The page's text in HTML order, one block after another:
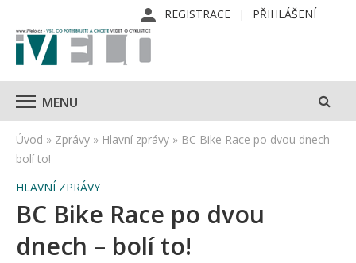
REGISTRACE PŘIHLÁŠENÍ
MENU
Úvod » Zprávy » Hlavní zprávy » BC Bike Race po dvou dnech –
bolí to!
HLAVNÍ ZPRÁVY
BC Bike Race po dvou
dnech – bolí to!